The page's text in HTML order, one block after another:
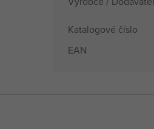
Katalogové číslo
EAN